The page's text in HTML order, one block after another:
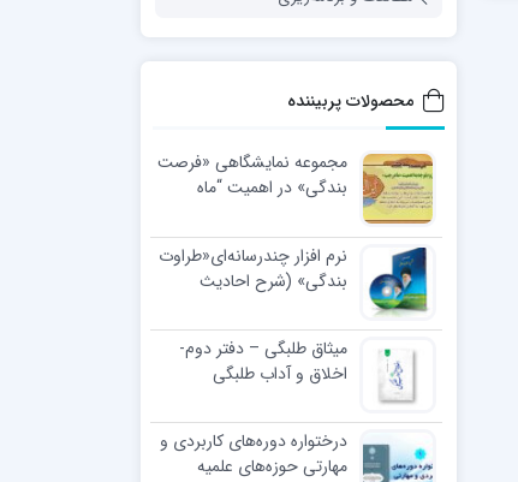
محصولات پربیننده
مجموعه نمایشگاهی «فرصت
بندگی» در اهمیت “ماه
نرم افزار چندرسانه‌ای«طراوت
بندگی» (شرح احادیث
اسلامی)
میثاق طلبگی – دفتر دوم-
اخلاق و آداب طلبگی
درختواره دوره‌های کاربردی و
مهارتی حوزه‌های علمیه